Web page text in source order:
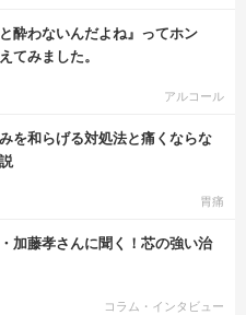
酔わないんだよね』ってホン
てみました。
アルコール
を和らげる対処法と痛くならな
胃痛
加藤孝さんに聞く！芯の強い治
コラム・インタビュー